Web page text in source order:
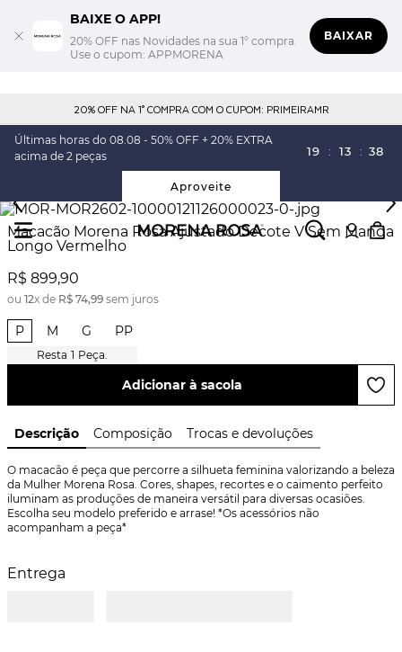
BAIXE O APP!
20% OFF nas Novidades na sua 1° compra.
Use o cupom: APPMORENA
BAIXAR
20% OFF NA 1° COMPRA COM O CUPOM: PRIMEIRAMR
Últimas horas do 08.08 - 50% OFF + 20% EXTRA
acima de 2 peças
19 : 13 : 38
Aproveite
Macacão Morena Rosa Ajustado Decote V Sem Manga
Longo Vermelho
R$ 899,90
ou 12x de R$ 74,99 sem juros
P M G PP
1 Peça.
Adicionar à sacola
Descrição Composição Trocas e devoluções
O macacão é peça que percorre a silhueta feminina valorizando a beleza
da Mulher Morena Rosa. Cores, shapes, recortes e o caimento perfeito
iluminam as produções de maneira versátil para diversas ocasiões.
Escolha seu modelo preferido e arrase! *Os acessórios não
acompanham a peça*
Entrega